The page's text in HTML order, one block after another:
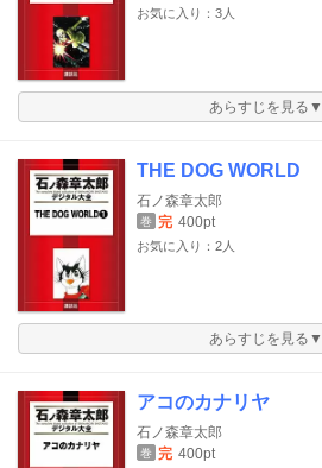
お気に入り：3人
あらすじを見る▼
THE DOG WORLD
石ノ森章太郎
巻 完 400pt
お気に入り：2人
あらすじを見る▼
アコのカナリヤ
石ノ森章太郎
巻 完 400pt